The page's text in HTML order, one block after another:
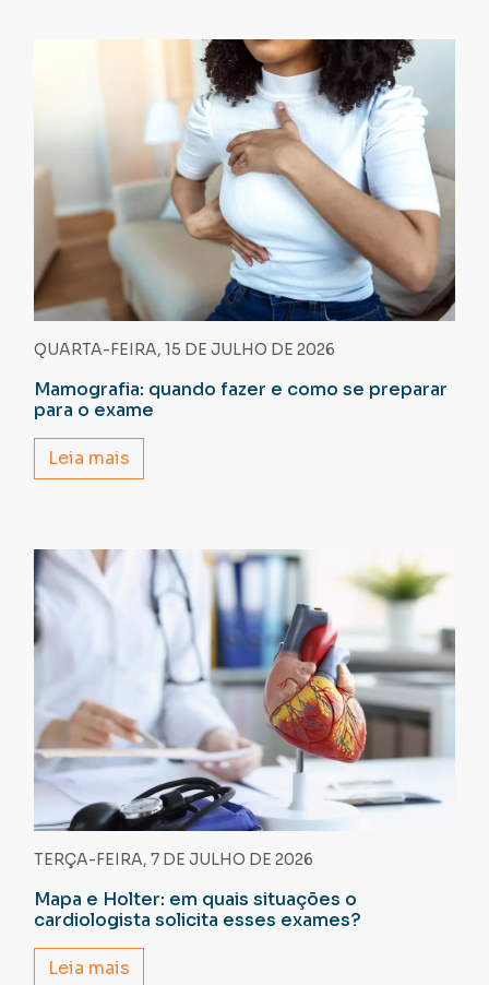
QUARTA-FEIRA, 15 DE JULHO DE 2026
Mamografia: quando fazer e como se preparar
para o exame
Leia mais
TERÇA-FEIRA, 7 DE JULHO DE 2026
Mapa e Holter: em quais situações o
cardiologista solicita esses exames?
Leia mais